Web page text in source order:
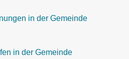
in der Gemeinde
in der Gemeinde